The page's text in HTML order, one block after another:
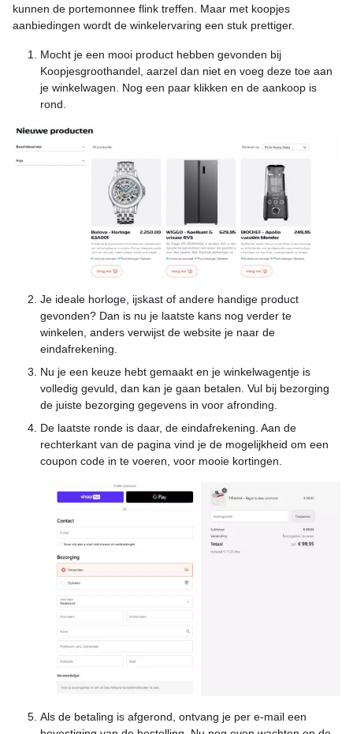
kunnen de portemonnee flink treffen. Maar met koopjes
aanbiedingen wordt de winkelervaring een stuk prettiger.
Mocht je een mooi product hebben gevonden bij
Koopjesgroothandel, aarzel dan niet en voeg deze toe aan
je winkelwagen. Nog een paar klikken en de aankoop is
rond.
Je ideale horloge, ijskast of andere handige product
gevonden? Dan is nu je laatste kans nog verder te
winkelen, anders verwijst de website je naar de
eindafrekening.
Nu je een keuze hebt gemaakt en je winkelwagentje is
volledig gevuld, dan kan je gaan betalen. Vul bij bezorging
de juiste bezorging gegevens in voor afronding.
De laatste ronde is daar, de eindafrekening. Aan de
rechterkant van de pagina vind je de mogelijkheid om een
coupon code in te voeren, voor mooie kortingen.
Als de betaling is afgerond, ontvang je per e-mail een